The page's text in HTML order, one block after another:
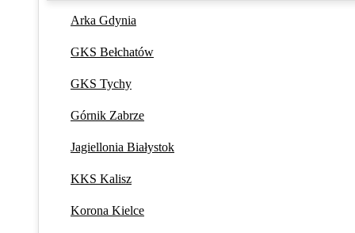
Arka Gdynia
GKS Bełchatów
GKS Tychy
Górnik Zabrze
Jagiellonia Białystok
KKS Kalisz
Korona Kielce